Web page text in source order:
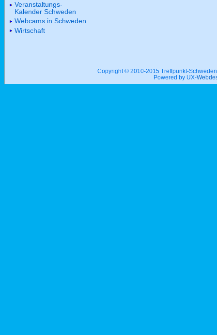
Veranstaltungs-
Kalender Schweden
Webcams in Schweden
Wirtschaft
Copyright © 2010-2015 Treffpunkt-
Powered by UX-